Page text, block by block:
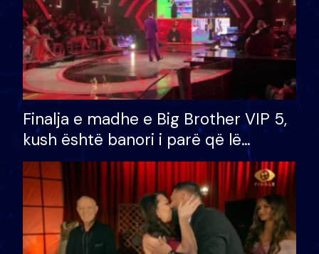
Finalja e madhe e Big Brother VIP 5,
kush është banori i parë që lë
shtëpinë dhe humb mundësinë për
të fituar çmimin e madh